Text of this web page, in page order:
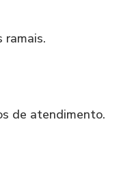
ramais.
de atendimento.